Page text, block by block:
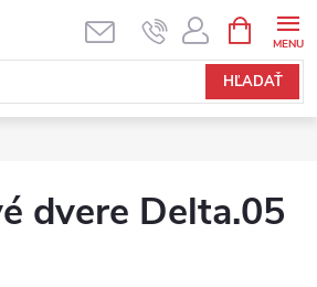
HĽADAŤ
dvere Delta.05